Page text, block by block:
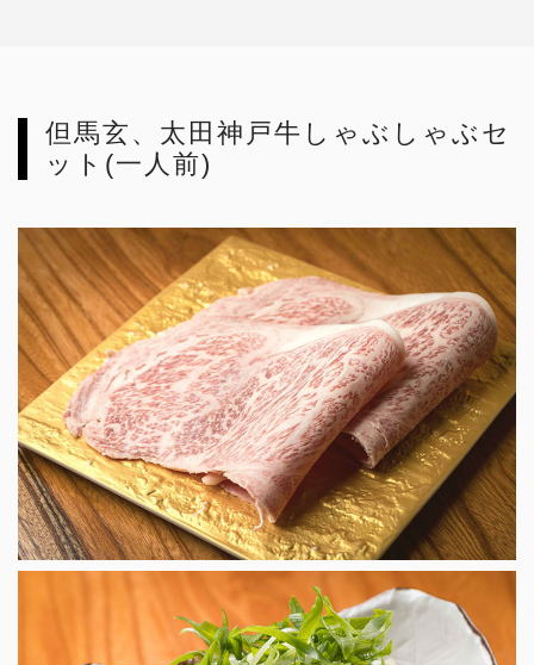
但馬玄、太田神戸牛しゃぶしゃぶセ
ット(一人前)